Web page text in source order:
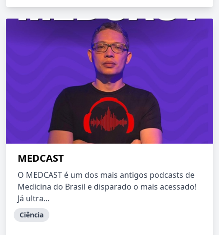
MEDCAST
O MEDCAST é um dos mais antigos podcasts de
Medicina do Brasil e disparado o mais acessado!
Já ultra...
Ciência